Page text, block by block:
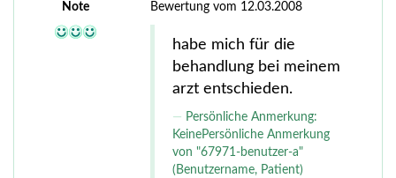
Note Bewertung vom 12.03.2008
habe mich für die
behandlung bei meinem
arzt entschieden.
Persönliche Anmerkung:
KeinePersönliche Anmerkung
von "67971-benutzer-a"
(Benutzername, Patient)